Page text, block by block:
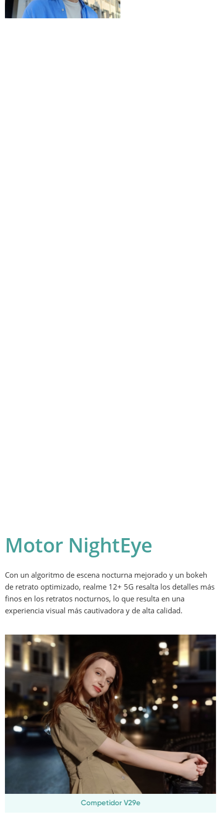
Motor NightEye
Con un algoritmo de escena nocturna mejorado y un bokeh
de retrato optimizado, realme 12+ 5G resalta los detalles más
finos en los retratos nocturnos, lo que resulta en una
experiencia visual más cautivadora y de alta calidad.
Competidor V29e